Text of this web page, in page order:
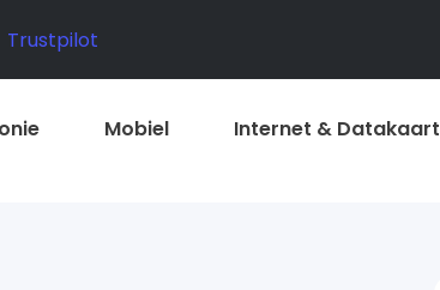
Trustpilot
Mobiel Internet & Datakaart